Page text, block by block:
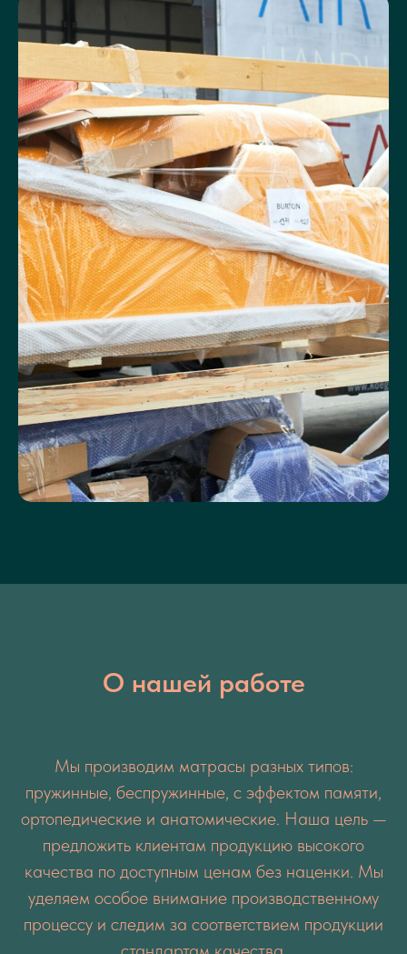
О нашей работе
Мы производим матрасы разных типов:
пружинные, беспружинные, с эффектом памяти,
ортопедические и анатомические. Наша цель —
предложить клиентам продукцию высокого
качества по доступным ценам без наценки. Мы
уделяем особое внимание производственному
процессу и следим за соответствием продукции